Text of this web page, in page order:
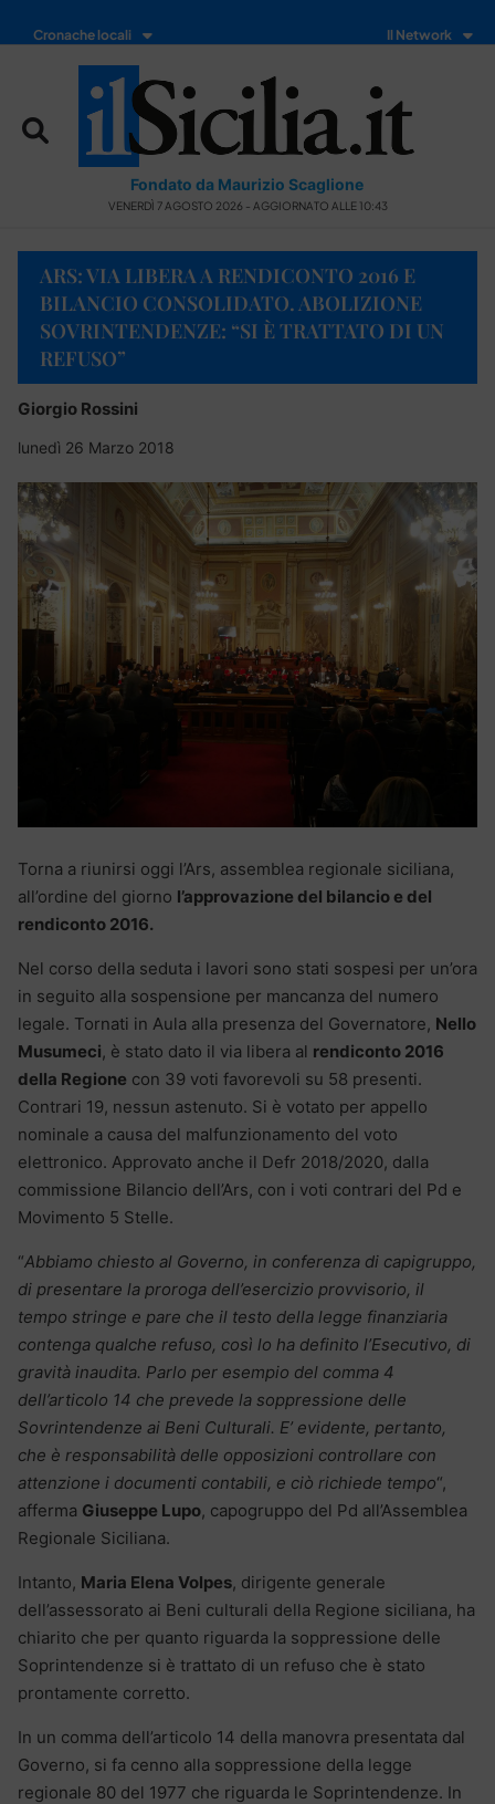
Cronache locali Il Network
Fondato da Maurizio Scaglione
VENERDÌ 7 AGOSTO 2026 - AGGIORNATO ALLE 10:43
ARS: VIA LIBERA A RENDICONTO 2016 E
BILANCIO CONSOLIDATO. ABOLIZIONE
SOVRINTENDENZE: “SI È TRATTATO DI UN
REFUSO”
Giorgio Rossini
lunedì 26 Marzo 2018
Torna a riunirsi oggi l’Ars, assemblea regionale siciliana,
all’ordine del giorno l’approvazione del bilancio e del
rendiconto 2016.
Nel corso della seduta i lavori sono stati sospesi per un’ora
in seguito alla sospensione per mancanza del numero
legale. Tornati in Aula alla presenza del Governatore, Nello
Musumeci, è stato dato il via libera al rendiconto 2016
della Regione con 39 voti favorevoli su 58 presenti.
Contrari 19, nessun astenuto. Si è votato per appello
nominale a causa del malfunzionamento del voto
elettronico. Approvato anche il Defr 2018/2020, dalla
commissione Bilancio dell’Ars, con i voti contrari del Pd e
Movimento 5 Stelle.
“Abbiamo chiesto al Governo, in conferenza di capigruppo,
di presentare la proroga dell’esercizio provvisorio, il
tempo stringe e pare che il testo della legge finanziaria
contenga qualche refuso, così lo ha definito l’Esecutivo, di
gravità inaudita. Parlo per esempio del comma 4
dell’articolo 14 che prevede la soppressione delle
Sovrintendenze ai Beni Culturali. E’ evidente, pertanto,
che è responsabilità delle opposizioni controllare con
attenzione i documenti contabili, e ciò richiede tempo“,
afferma Giuseppe Lupo, capogruppo del Pd all’Assemblea
Regionale Siciliana.
Intanto, Maria Elena Volpes, dirigente generale
dell’assessorato ai Beni culturali della Regione siciliana, ha
chiarito che per quanto riguarda la soppressione delle
Soprintendenze si è trattato di un refuso che è stato
prontamente corretto.
In un comma dell’articolo 14 della manovra presentata dal
Governo, si fa cenno alla soppressione della legge
regionale 80 del 1977 che riguarda le Soprintendenze. In